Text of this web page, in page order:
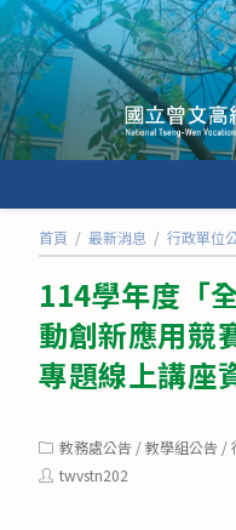
跳
轉
至
主
要
內
首頁 / 最新消息 / 行政單位
114學年度「
動創新應用競
專題線上講座
Post
category:
教務處公告 /教學組公告 /
Posttwvstn202